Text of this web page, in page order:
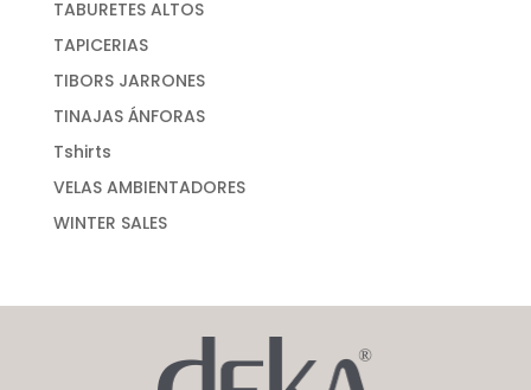
TABURETES ALTOS
TAPICERIAS
TIBORS JARRONES
TINAJAS ÁNFORAS
Tshirts
VELAS AMBIENTADORES
WINTER SALES